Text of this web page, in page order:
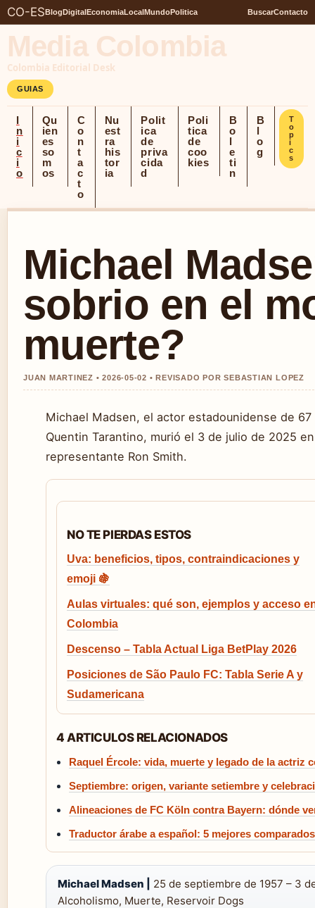
CO-ESBlogDigitalEconomiaLocalMundoPolitica BuscarContacto
Media Colombia
Colombia Editorial Desk
GUIAS
I
n
i
c
i
o
Qu
ien
es
so
m
os
C
o
n
t
a
c
t
o
Nu
est
ra
his
tor
ia
Polit
ica
de
priva
cida
d
Poli
tica
de
coo
kies
B
o
l
e
ti
n
B
l
o
g
T
o
p
i
c
s
Michael
sobrio en el
muerte?
JUAN MARTINEZ • 2026-05-02 • REVISADO POR SEBASTIAN LOPEZ
Michael Madsen, el actor estadounidense de
Quentin Tarantino, murió el 3 de julio de 2025
representante Ron Smith.
NO TE PIERDAS ESTOS
Uva: beneficios, tipos, contraindicaciones y
emoji 🍇
Aulas virtuales: qué son, ejemplos y acceso
Colombia
Descenso – Tabla Actual Liga BetPlay 2026
Posiciones de São Paulo FC: Tabla Serie A y
Sudamericana
4 ARTICULOS RELACIONADOS
Raquel Ércole: vida, muerte y legado de la actriz
Septiembre: origen, variante setiembre y
Alineaciones de FC Köln contra Bayern: dónde
Traductor árabe a español: 5 mejores comparados
Michael Madsen |
25 de septiembre de 1957 – 3
Alcoholismo, Muerte, Reservoir Dogs